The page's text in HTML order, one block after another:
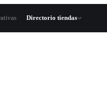
Directorio tiendas